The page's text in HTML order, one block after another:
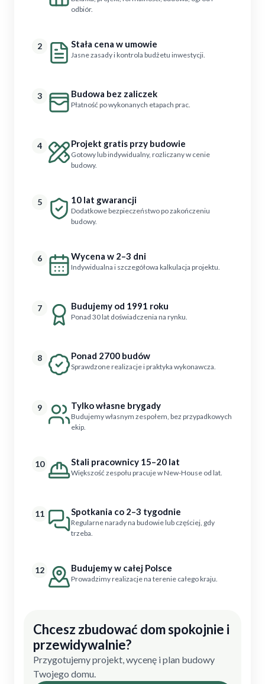
odbiór.
2 Stała cena w umowie
Jasne zasady i kontrola budżetu inwestycji.
3 Budowa bez zaliczek
Płatność po wykonanych etapach prac.
4 Projekt gratis przy budowie
Gotowy lub indywidualny, rozliczany w cenie
budowy.
5 10 lat gwarancji
Dodatkowe bezpieczeństwo po zakończeniu
budowy.
6 Wycena w 2–3 dni
Indywidualna i szczegółowa kalkulacja projektu.
7 Budujemy od 1991 roku
Ponad 30 lat doświadczenia na rynku.
8 Ponad 2700 budów
Sprawdzone realizacje i praktyka wykonawcza.
9 Tylko własne brygady
Budujemy własnym zespołem, bez przypadkowych
ekip.
10 Stali pracownicy 15–20 lat
Większość zespołu pracuje w New-House od lat.
11 Spotkania co 2–3 tygodnie
Regularne narady na budowie lub częściej, gdy
trzeba.
12 Budujemy w całej Polsce
Prowadzimy realizacje na terenie całego kraju.
Chcesz zbudować dom spokojnie i
przewidywalnie?
Przygotujemy projekt, wycenę i plan budowy
Twojego domu.